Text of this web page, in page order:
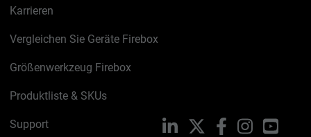
Karrieren
Vergleichen Sie Geräte Firebox
Größenwerkzeug Firebox
Produktliste & SKUs
Support LinkedIn FacebookInstagram